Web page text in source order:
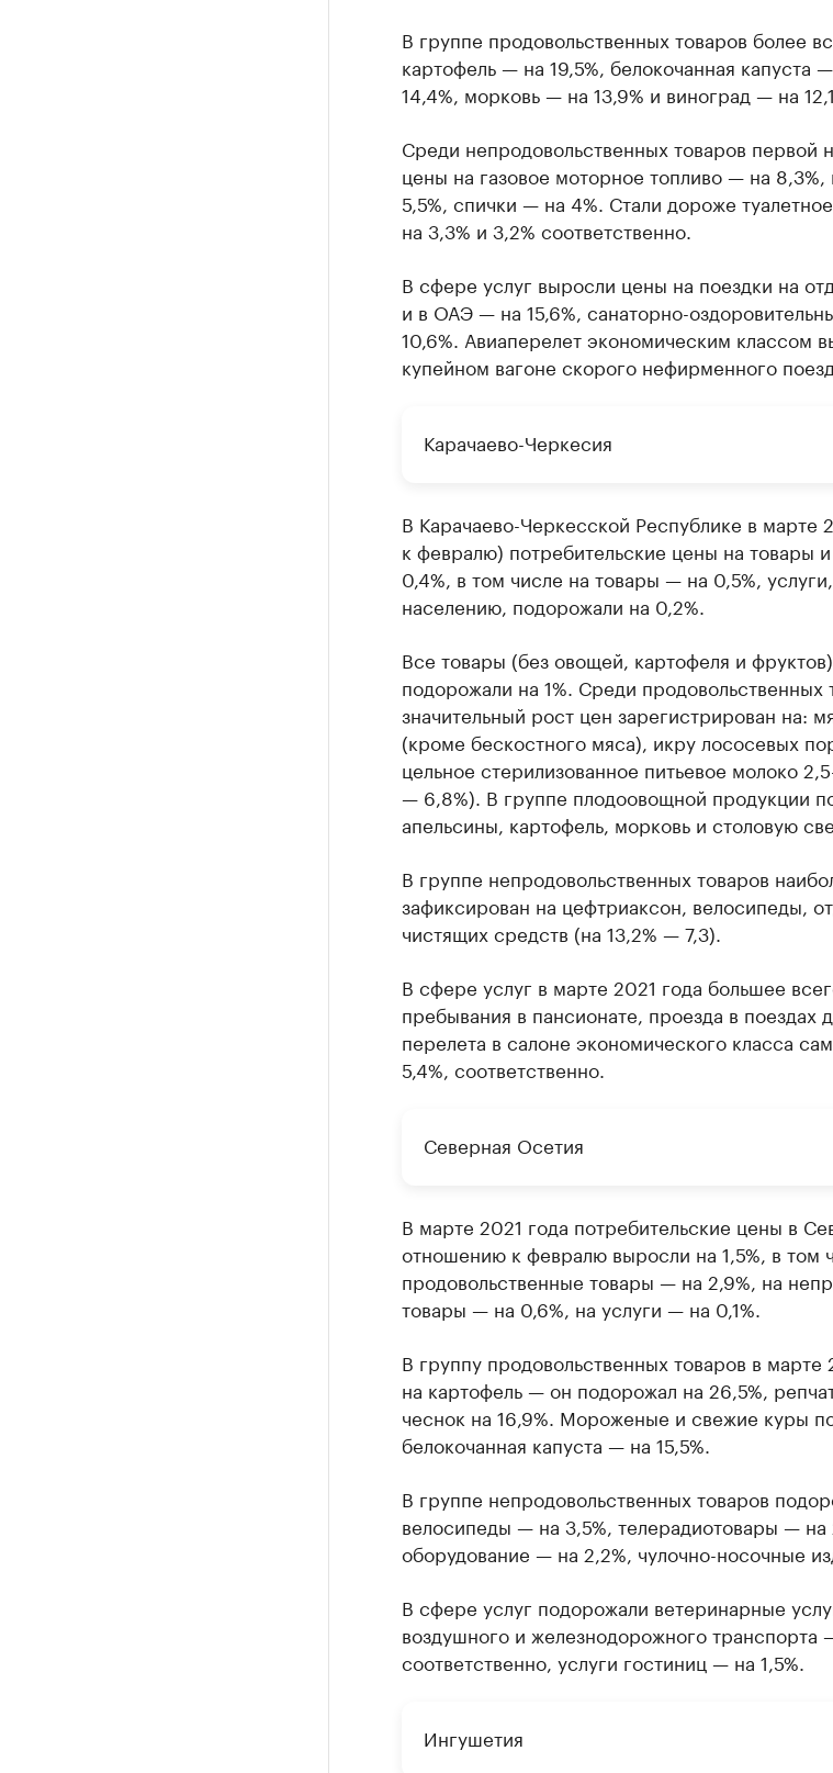
В группе продовольственных товаров более
картофель — на 19,5%, белокочанная капуста
14,4%, морковь — на 13,9% и виноград — на
Среди непродовольственных товаров первой
цены на газовое моторное топливо — на
5,5%, спички — на 4%. Стали дороже
на 3,3% и 3,2% соответственно.
В сфере услуг выросли цены на поездки на
и в ОАЭ — на 15,6%, санаторно-
10,6%. Авиаперелет экономическим классом
купейном вагоне скорого нефирменного
Карачаево-Черкесия
В Карачаево-Черкесской Республике в марте
к февралю) потребительские цены на товары
0,4%, в том числе на товары — на 0,5%,
населению, подорожали на 0,2%.
Все товары (без овощей, картофеля и
подорожали на 1%. Среди продовольственных
значительный рост цен зарегистрирован на:
(кроме бескостного мяса), икру лососевых
цельное стерилизованное питьевое молоко
— 6,8%). В группе плодоовощной продукции
апельсины, картофель, морковь и столовую
В группе непродовольственных товаров
зафиксирован на цефтриаксон, велосипеды,
чистящих средств (на 13,2% — 7,3).
В сфере услуг в марте 2021 года большее
пребывания в пансионате, проезда в поездах
перелета в салоне экономического класса
5,4%, соответственно.
Северная Осетия
В марте 2021 года потребительские цены в
отношению к февралю выросли на 1,5%, в том
продовольственные товары — на 2,9%, на
товары — на 0,6%, на услуги — на 0,1%.
В группу продовольственных товаров в
на картофель — он подорожал на 26,5%,
чеснок на 16,9%. Мороженые и свежие куры
белокочанная капуста — на 15,5%.
В группе непродовольственных товаров
велосипеды — на 3,5%, телерадиотовары —
оборудование — на 2,2%, чулочно-носочные
В сфере услуг подорожали ветеринарные
воздушного и железнодорожного транспорта
соответственно, услуги гостиниц — на 1,5%.
Ингушетия